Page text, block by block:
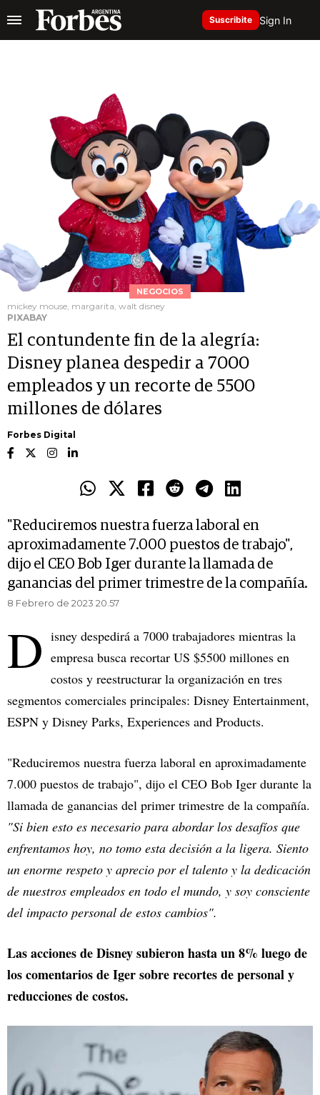
Suscribite Sign In
NEGOCIOS
mickey mouse, margarita, walt disney
PIXABAY
El contundente fin de la alegría:
Disney planea despedir a 7000
empleados y un recorte de 5500
millones de dólares
Forbes Digital
"Reduciremos nuestra fuerza laboral en
aproximadamente 7.000 puestos de trabajo",
dijo el CEO Bob Iger durante la llamada de
ganancias del primer trimestre de la compañía.
8 Febrero de 2023 20.57
D isney despedirá a 7000 trabajadores mientras la
empresa busca recortar US $5500 millones en
costos y reestructurar la organización en tres
segmentos comerciales principales: Disney Entertainment,
ESPN y Disney Parks, Experiences and Products.
"Reduciremos nuestra fuerza laboral en aproximadamente
7.000 puestos de trabajo", dijo el CEO Bob Iger durante la
llamada de ganancias del primer trimestre de la compañía.
"Si bien esto es necesario para abordar los desafíos que
enfrentamos hoy, no tomo esta decisión a la ligera. Siento
un enorme respeto y aprecio por el talento y la dedicación
de nuestros empleados en todo el mundo, y soy consciente
del impacto personal de estos cambios".
Las acciones de Disney subieron hasta un 8% luego de
los comentarios de Iger sobre recortes de personal y
reducciones de costos.